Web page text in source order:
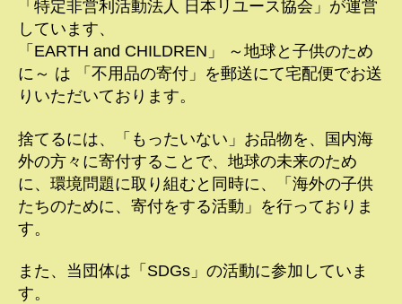
「特定非営利活動法人 日本リユース協会」が運営
しています、
「EARTH and CHILDREN」 ～地球と子供のため
に～ は 「不用品の寄付」を郵送にて宅配便でお送
りいただいております。
捨てるには、「もったいない」お品物を、国内海
外の方々に寄付することで、地球の未来のため
に、環境問題に取り組むと同時に、「海外の子供
たちのために、寄付をする活動」を行っておりま
す。
また、当団体は「SDGs」の活動に参加していま
す。